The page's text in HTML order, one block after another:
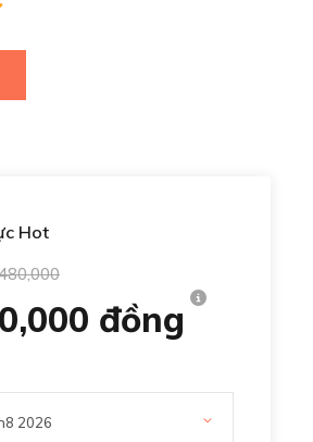
Hot
đồng